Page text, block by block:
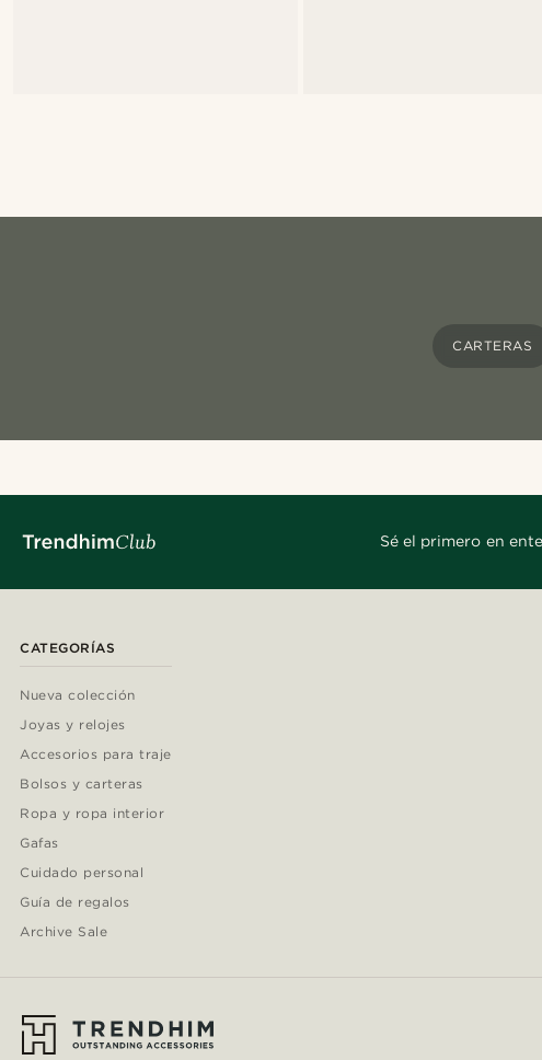
CARTERAS
Sé el primero en
CATEGORÍAS
Nueva colección
Joyas y relojes
Accesorios para traje
Bolsos y carteras
Ropa y ropa interior
Gafas
Cuidado personal
Guía de regalos
Archive Sale